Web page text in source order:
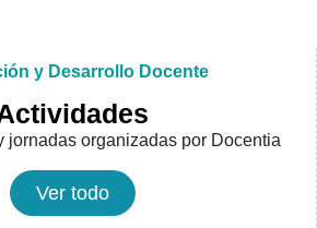
y Desarrollo Docente
jornadas organizadas por Docentia
Ver todo